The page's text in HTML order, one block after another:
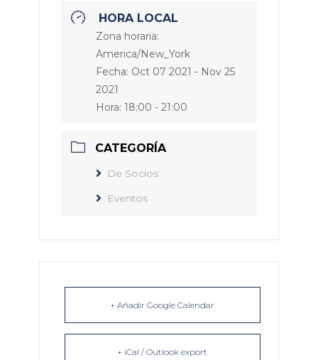
HORA LOCAL
Zona horaria:
America/New_York
Fecha: Oct 07 2021 - Nov 25
2021
Hora: 18:00 - 21:00
CATEGORÍA
De Socios
Eventos
+ Añadir Google Calendar
+ iCal / Outlook export